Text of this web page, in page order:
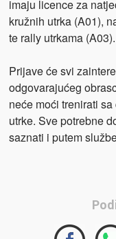
imaju licence za
kružnih utrka (A01),
te rally utrkama (A03).
Prijave će svi
odgovarajućeg
neće moći trenirati
utrke. Sve potrebne
saznati i putem